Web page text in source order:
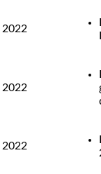
2022
2022
2022